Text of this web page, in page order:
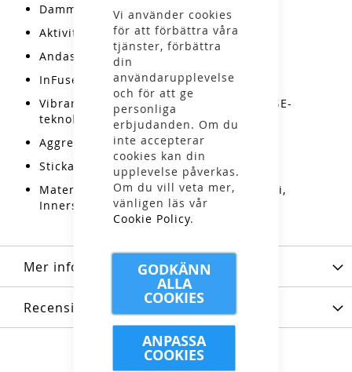
Vi använder cookies
för att förbättra våra
tjänster, förbättra
din
användarupplevelse
och för att ge
personliga
erbjudanden. Om du
inte accepterar
cookies kan din
upplevelse påverkas.
Om du vill veta mer,
vänligen läs vår
Cookie Policy.
GODKÄNN
ALLA
COOKIES
ANPASSA
COOKIES
Dammodell
Aktiviteter: Trail
Andas, lätt och slitstark
InFuse EVA och Polyolefin mellansula
Vibram Megagrip yttersula med LITEBASE-
teknologi
Aggressiva dobbar för bra grepp
Stickad krage som håller ute skräp
Material: Foder: Textil, Yttersula: Gummi,
Innersula: Textil
Mer information
Recensioner